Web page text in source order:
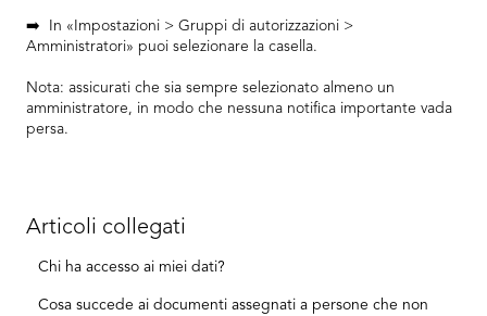
➡️ In «Impostazioni > Gruppi di autorizzazioni >
Amministratori» puoi selezionare la casella.
Nota: assicurati che sia sempre selezionato almeno un
amministratore, in modo che nessuna notifica importante vada
persa.
Articoli collegati
Chi ha accesso ai miei dati?
Cosa succede ai documenti assegnati a persone che non